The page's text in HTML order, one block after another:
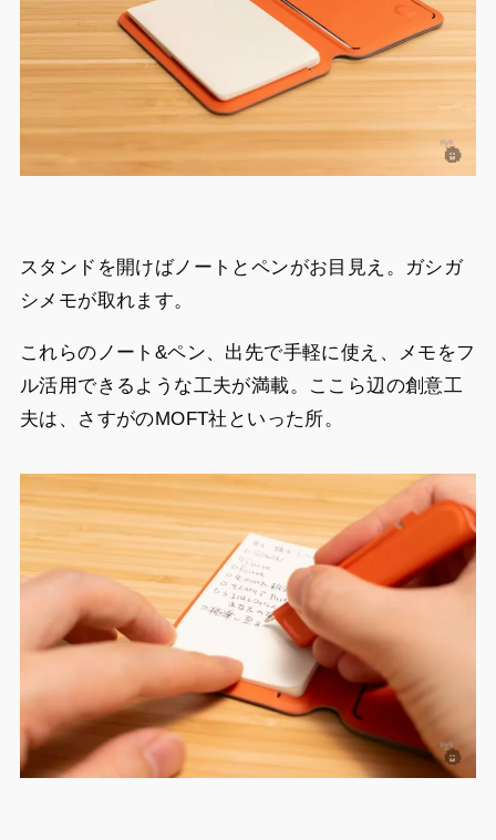
スタンドを開けばノートとペンがお目見え。ガシガ
シメモが取れます。
これらのノート&ペン、出先で手軽に使え、メモをフ
ル活用できるような工夫が満載。ここら辺の創意工
夫は、さすがのMOFT社といった所。